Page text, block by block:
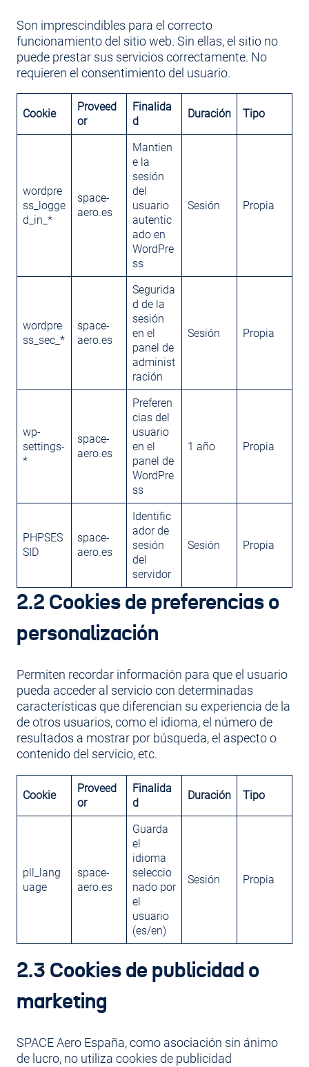
Son imprescindibles para el correcto
funcionamiento del sitio web. Sin ellas, el sitio no
puede prestar sus servicios correctamente. No
requieren el consentimiento del usuario.
Cookie
Proveed
or
Finalida
d
Duración Tipo
wordpre
ss_logge
d_in_*
space-
aero.es
Mantien
e la
sesión
del
usuario
autentic
ado en
WordPre
ss
Sesión Propia
wordpre
ss_sec_*
space-
aero.es
Segurida
d de la
sesión
en el
panel de
administ
ración
Sesión Propia
wp-
settings-
*
space-
aero.es
Preferen
cias del
usuario
en el
panel de
WordPre
ss
1 año Propia
PHPSES
SID
space-
aero.es
Identific
ador de
sesión
del
servidor
Sesión Propia
2.2 Cookies de preferencias o
personalización
Permiten recordar información para que el usuario
pueda acceder al servicio con determinadas
características que diferencian su experiencia de la
de otros usuarios, como el idioma, el número de
resultados a mostrar por búsqueda, el aspecto o
contenido del servicio, etc.
Cookie
Proveed
or
Finalida
d
Duración Tipo
pll_lang
uage
space-
aero.es
Guarda
el
idioma
seleccio
nado por
el
usuario
(es/en)
Sesión Propia
2.3 Cookies de publicidad o
marketing
SPACE Aero España, como asociación sin ánimo
de lucro, no utiliza cookies de publicidad